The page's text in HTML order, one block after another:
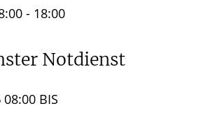
- 18:00
Notdienst
08:00 BIS